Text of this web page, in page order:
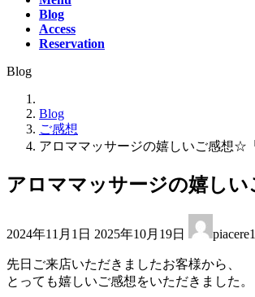
Blog
Access
Reservation
Blog
Blog
ご感想
アロママッサージの嬉しいご感想☆
アロママッサージの嬉し
2024年11月1日 終
新
日
2025年10月19日
先日ご来店いただきましたお客様から、
とっても嬉しいご感想をいただきました。